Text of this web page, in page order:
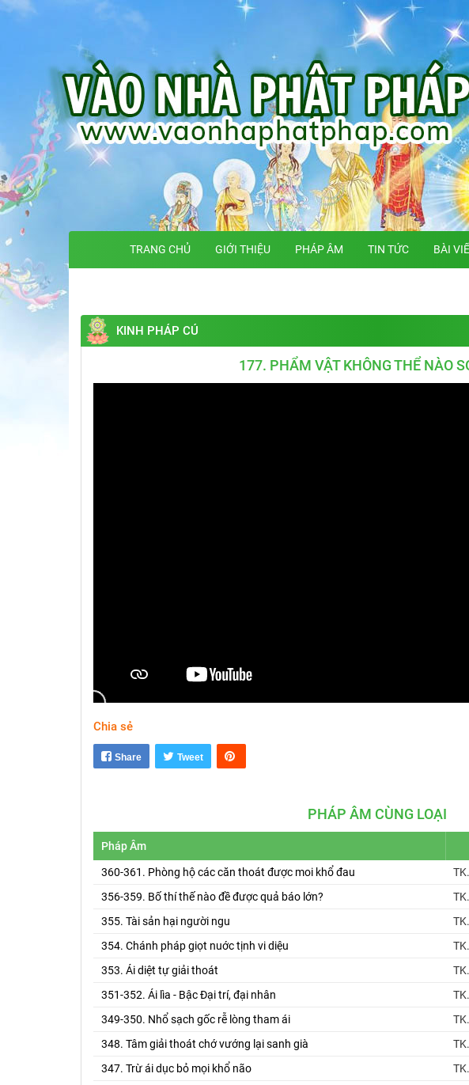
TRANG CHỦ GIỚI THIỆU PHÁP ÂM TIN TỨC BÀI
KINH PHÁP CÚ
177. PHẨM VẬT KHÔNG THỂ NÀO
Chia sẻ
Share Tweet
PHÁP ÂM CÙNG LOẠI
Pháp Âm
360-361. Phòng hộ các căn thoát được moi khổ đau
356-359. Bố thí thế nào đề được quả báo lớn?
355. Tài sản hại người ngu
354. Chánh pháp giọt nuớc tịnh vi diệu
353. Ái diệt tự giải thoát
351-352. Ái lìa - Bậc Đại trí, đại nhân
349-350. Nhổ sạch gốc rễ lòng tham ái
348. Tâm giải thoát chớ vướng lại sanh già
347. Trừ ái dục bỏ mọi khổ não